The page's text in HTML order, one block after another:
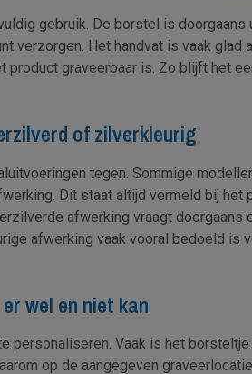
gebruik. De borstel is doorgaans
verzorgen. Het handvat is vaak
product graveerbaar is. Zo blijft het
of zilverkleurig
tegen. Sommige
Dit staat altijd vermeld bij het
afwerking vraagt
afwerking vaak vooral bedoeld is
wel en niet kan
personaliseren. Vaak is het
op de aangegeven